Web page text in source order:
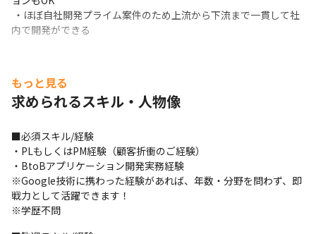
内で開発ができる
もっと見る
求められるスキル・人物像
■必須スキル/経験
・PLもしくはPM経験（顧客折衝のご経験）
・BtoBアプリケーション開発実務経験
※Google技術に携わった経験があれば、年数・分野を問わず、即
戦力として活躍できます！
※学歴不問